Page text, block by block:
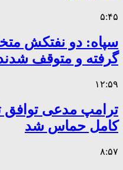
۵:۴۵
سپاه: دو نفتکش
گرفته و متوقف
۱۲:۵۹
ترامپ مدعی توافق
کامل حماس شد
۸:۵۷